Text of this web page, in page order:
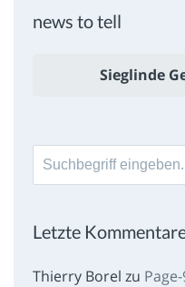
news to tell
Sieglinde
Suche
nach:
Letzte
Thierry Borel zu